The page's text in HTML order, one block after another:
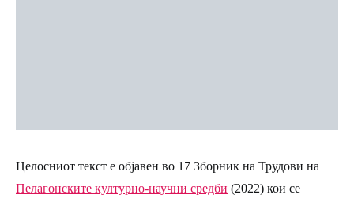
Целосниот текст е објавен во 17 Зборник на Трудови на
Пелагонските културно-научни средби (2022) кои се